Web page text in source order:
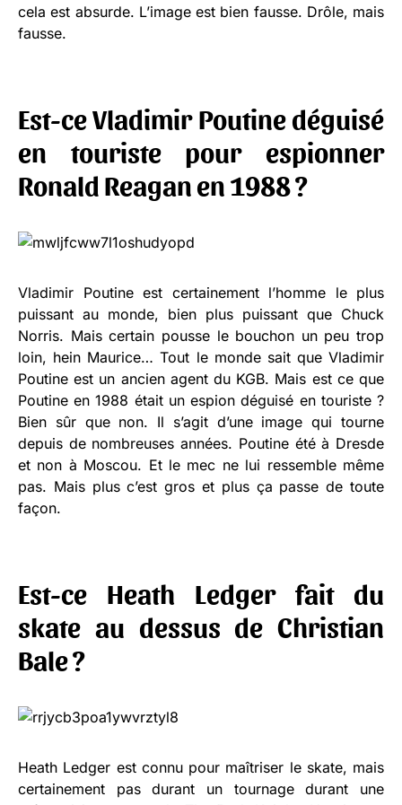
cela est absurde. L’image est bien fausse. Drôle, mais
fausse.
Est-ce Vladimir Poutine déguisé
en touriste pour espionner
Ronald Reagan en 1988 ?
Vladimir Poutine est certainement l’homme le plus
puissant au monde, bien plus puissant que Chuck
Norris. Mais certain pousse le bouchon un peu trop
loin, hein Maurice… Tout le monde sait que Vladimir
Poutine est un ancien agent du KGB. Mais est ce que
Poutine en 1988 était un espion déguisé en touriste ?
Bien sûr que non. Il s’agit d’une image qui tourne
depuis de nombreuses années. Poutine été à Dresde
et non à Moscou. Et le mec ne lui ressemble même
pas. Mais plus c’est gros et plus ça passe de toute
façon.
Est-ce Heath Ledger fait du
skate au dessus de Christian
Bale ?
Heath Ledger est connu pour maîtriser le skate, mais
certainement pas durant un tournage durant une